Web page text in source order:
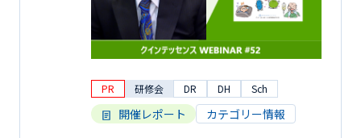
PR 研修会 DR DH Sch
開催レポート カテゴリー情報